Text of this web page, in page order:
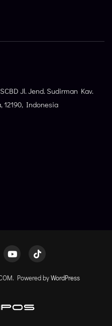
Jl. Jend. Sudirman Kav.
12190, Indonesia
Powered byWordPress